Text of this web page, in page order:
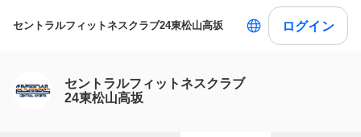
セントラルフィットネスクラブ24東松山高坂 ログイン
セントラルフィットネスクラブ
24東松山高坂